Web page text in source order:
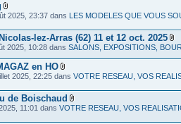
2025, 23:37 dans LES MODELES QUE VOUS
lez-Arras (62) 11 et 12 oct. 2025
2025, 10:28 dans SALONS, EXPOSITIONS,
en HO
2025, 22:25 dans VOTRE RESEAU, VOS
de Boischaud
11:01 dans VOTRE RESEAU, VOS